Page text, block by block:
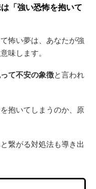
「強い恐怖を抱いて
怖い夢は、あなたが強
味します。
て不安の象徴と言われ
抱いてしまうのか、原
繋がる対処法も導き出